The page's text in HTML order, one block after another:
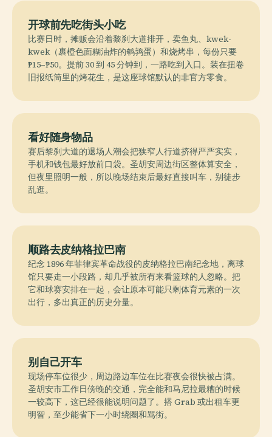
开球前先吃街头小吃
比赛日时，摊贩会沿着黎刹大道排开，卖鱼丸、kwek-
kwek（裹橙色面糊油炸的鹌鹑蛋）和烧烤串，每份只要
₱15–₱50。提前 30 到 45 分钟到，一路吃到入口。装在扭卷
旧报纸筒里的烤花生，是这座球馆默认的非官方零食。
看好随身物品
赛后黎刹大道的退场人潮会把狭窄人行道挤得严严实实，
手机和钱包最好放前口袋。圣胡安周边街区整体算安全，
但夜里照明一般，所以晚场结束后最好直接叫车，别徒步
乱逛。
顺路去皮纳格拉巴南
纪念 1896 年菲律宾革命战役的皮纳格拉巴南纪念地，离球
馆只要走一小段路，却几乎被所有来看篮球的人忽略。把
它和球赛安排在一起，会让原本可能只剩体育元素的一次
出行，多出真正的历史分量。
别自己开车
现场停车位很少，周边路边车位在比赛夜会很快被占满。
圣胡安市工作日傍晚的交通，完全能和马尼拉最糟的时候
一较高下，这已经很能说明问题了。搭 Grab 或出租车更
明智，至少能省下一小时绕圈和骂街。